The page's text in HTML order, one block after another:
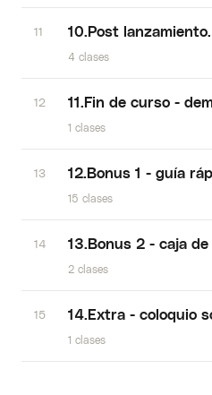
11 10.Post
4 clases
12 11.Fin de curso -
1 clases
13 12.Bonus 1 - guía
15 clases
14 13.Bonus 2 - caja
2 clases
15 14.Extra - coloquio
1 clases